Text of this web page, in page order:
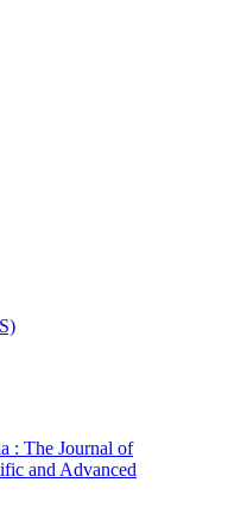
: The Journal of
and Advanced